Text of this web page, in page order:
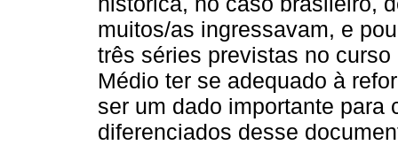
muitos/as ingressavam, e
três séries previstas no
Médio ter se adequado à
ser um dado importante para
diferenciados desse